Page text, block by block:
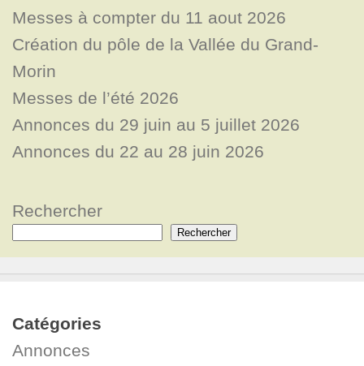
Messes à compter du 11 aout 2026
Création du pôle de la Vallée du Grand-
Morin
Messes de l’été 2026
Annonces du 29 juin au 5 juillet 2026
Annonces du 22 au 28 juin 2026
Rechercher
Rechercher
Catégories
Annonces